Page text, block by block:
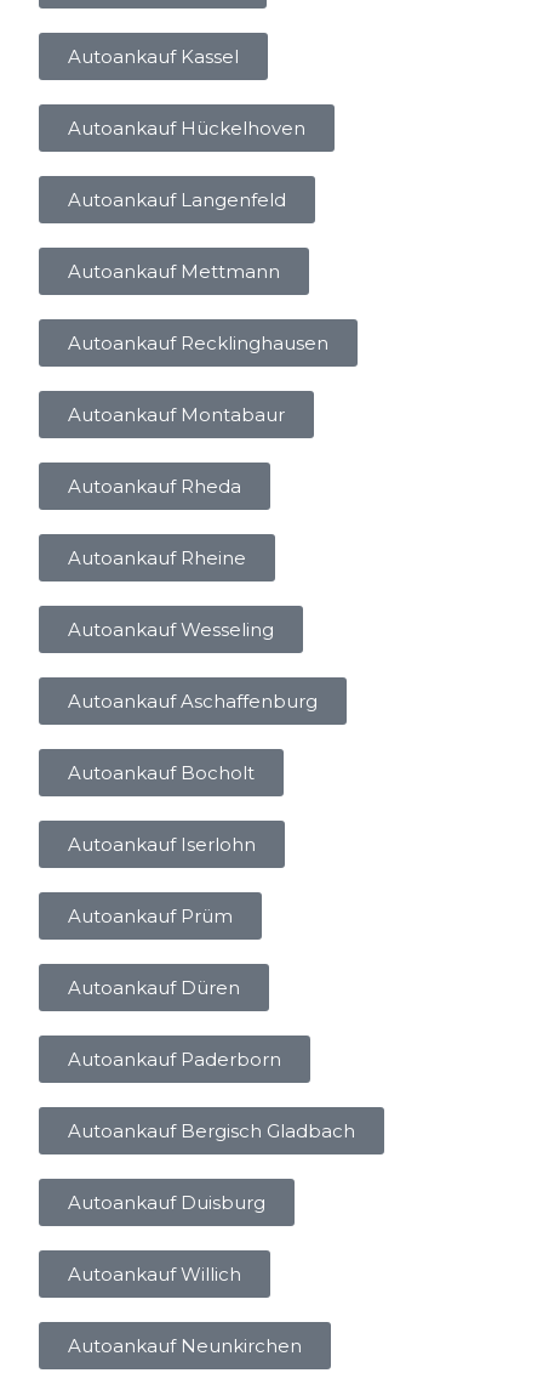
Autoankauf Kassel
Autoankauf Hückelhoven
Autoankauf Langenfeld
Autoankauf Mettmann
Autoankauf Recklinghausen
Autoankauf Montabaur
Autoankauf Rheda
Autoankauf Rheine
Autoankauf Wesseling
Autoankauf Aschaffenburg
Autoankauf Bocholt
Autoankauf Iserlohn
Autoankauf Prüm
Autoankauf Düren
Autoankauf Paderborn
Autoankauf Bergisch Gladbach
Autoankauf Duisburg
Autoankauf Willich
Autoankauf Neunkirchen